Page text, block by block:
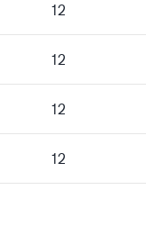
12
12
12
12